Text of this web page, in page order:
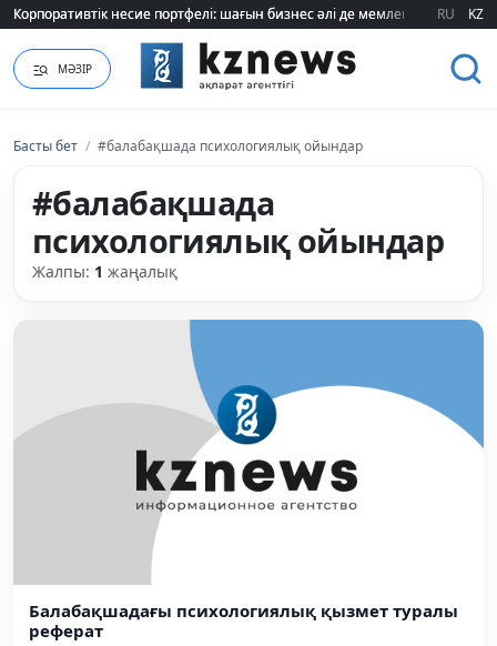
Корпоративтік несие портфелі: шағын бизнес әлі де мемлекеттік
Корпоративтік несие портфелі: шағын бизнес әлі де мемлекеттікRU KZ
МӘЗІР
Басты бет / #балабақшада психологиялық ойындар
#балабақшада
психологиялық ойындар
Жалпы: 1 жаңалық
Балабақшадағы психологиялық қызмет туралы
реферат